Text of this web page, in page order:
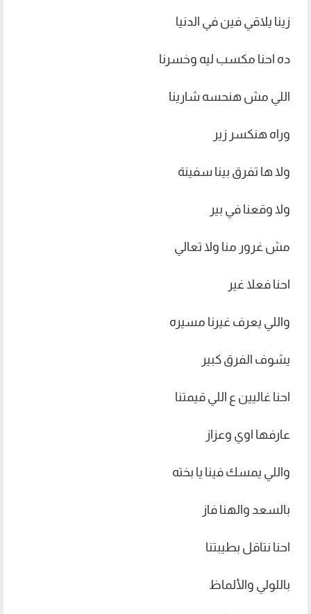
زينا يلاقي فين في الدنيا
ده احنا مكسب ليه وخسرنا
اللي مش هنحسه شارينا
وراه هنکسر زیر
ولا ها تفرق بينا سفينة
ولا وقعنا في بير
مش غرور منا ولا تعالي
احنا فعلا غير
واللي يعرف غيرنا مسيره
يشوف الفرق كبير
احنا غاليين ع اللي قيمتنا
عارفها اوي وعزاز
واللي يمسك فينا يا بخته
بالسعد والهنا فاز
احنا نتاقل بطيبتنا
باللولي والألماظ